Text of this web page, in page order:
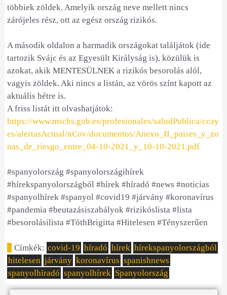
többiek zöldek. Amelyik ország neve mellett nincs
zárójeles rész, ott az egész ország rizikós.
A második oldalon a harmadik országokat találjátok (ide
tartozik Svájc és az Egyesült Királyság is), közülük is
azokat, akik MENTESÜLNEK a rizikós besorolás alól,
vagyis zöldek. Aki nincs a listán, az vörös színt kapott az
aktuális hétre is.
A friss listát itt olvashatjátok:
https://www.mscbs.gob.es/profesionales/saludPublica/ccay
es/alertasActual/nCov/documentos/Anexo_II_paises_y_zo
nas_de_riesgo_entre_04-10-2021_y_10-10-2021.pdf
#spanyolország #spanyolországihírek
#hírekspanyolországból #hírek #híradó #news #noticias
#spanyolhírek #spanyol #covid19 #járvány #koronavírus
#pandemia #beutazásiszabályok #rizikóslista #lista
#besorolásilista #TóthBrigitta #Hitelesen #Tényszerűen
Címkék: covid-19 híradó hírek hírekspanyolországból
hitelesen járvány koronavírus spanishnews
spanyolhíradó spanyolhírek Spanyolország